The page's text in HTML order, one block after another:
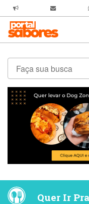
Quer Ir